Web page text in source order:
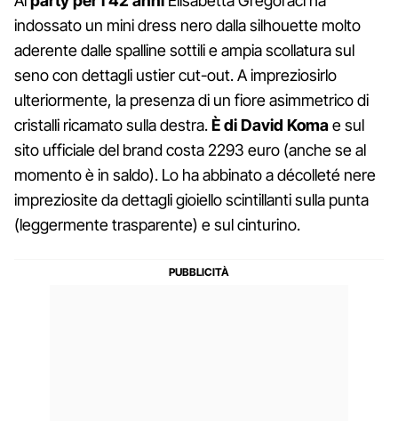
indossato un mini dress nero dalla silhouette molto
aderente dalle spalline sottili e ampia scollatura sul
seno con dettagli ustier cut-out. A impreziosirlo
ulteriormente, la presenza di un fiore asimmetrico di
cristalli ricamato sulla destra.È di David Komae sul
sito ufficiale del brand costa 2293 euro (anche se al
momento è in saldo). Lo ha abbinato a décolleté nere
impreziosite da dettagli gioiello scintillanti sulla punta
(leggermente trasparente) e sul cinturino.